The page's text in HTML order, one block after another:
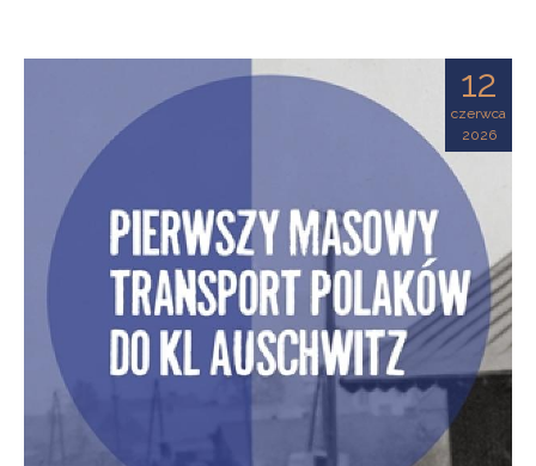
12
czerwca
2026